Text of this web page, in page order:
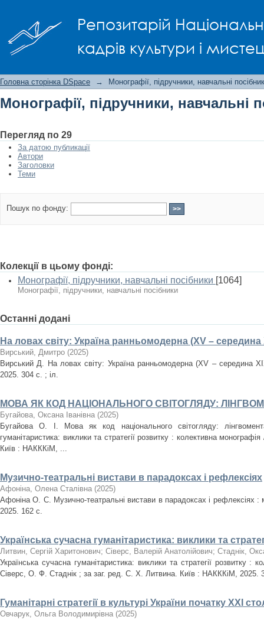
Репозитарій
кадрів культури і
Головна сторінка DSpace → Монографії, підручники, навчальні
Монографії, підручники, навчальні
Перегляд по 29
За датою публикації
Автори
Заголовки
Теми
Пошук по фонду:
Колекції в цьому фонді:
Монографії, підручники, навчальні посібники [1064]
Монографії, підручники, навчальні посібники
Останні додані
На ловах світу: Україна ранньомодерна (XV – середина
Вирський, Дмитро (2025)
Вирський Д. На ловах світу: Україна ранньомодерна (XV – середина
2025. 304 с. ; іл.
МОВА ЯК КОД НАЦІОНАЛЬНОГО СВІТОГЛЯДУ:
Бугайова, Оксана Іванівна (2025)
Бугайова О. І. Мова як код національного світогляду:
гуманітаристика: виклики та стратегії розвитку : колективна
Київ : НАКККіМ, ...
Музично-театральні вистави в парадоксах і рефлексіях
Афоніна, Олена Сталівна (2025)
Афоніна О. С. Музично-театральні вистави в парадоксах і
2025. 162 с.
Українська сучасна гуманітаристика: виклики та
Литвин, Сергій Харитонович; Сіверс, Валерій Анатолійович; Стаднік,
Українська сучасна гуманітаристика: виклики та стратегії розвитку
Сіверс, О. Ф. Стаднік ; за заг. ред. С. Х. Литвина. Київ : НАКККіМ, 2025.
Гуманітарні стратегії в культурі України початку ХХІ
Овчарук, Ольга Володимирівна (2025)